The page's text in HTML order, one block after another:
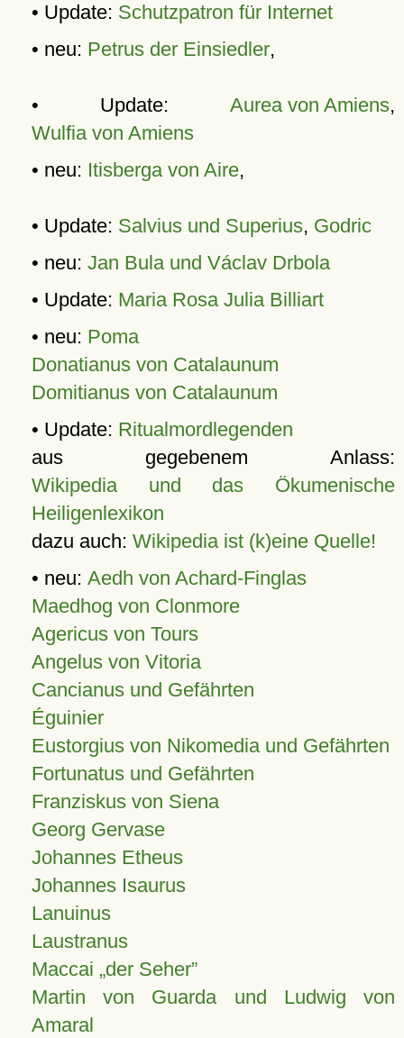
• Update: Schutzpatron für Internet
• neu: Petrus der Einsiedler,
• Update: Aurea von Amiens,
Wulfia von Amiens
• neu: Itisberga von Aire,
• Update: Salvius und Superius, Godric
• neu: Jan Bula und Václav Drbola
• Update: Maria Rosa Julia Billiart
• neu: Poma
Donatianus von Catalaunum
Domitianus von Catalaunum
• Update: Ritualmordlegenden
aus gegebenem Anlass:
Wikipedia und das Ökumenische
Heiligenlexikon
dazu auch: Wikipedia ist (k)eine Quelle!
• neu: Aedh von Achard-Finglas
Maedhog von Clonmore
Agericus von Tours
Angelus von Vitoria
Cancianus und Gefährten
Éguinier
Eustorgius von Nikomedia und Gefährten
Fortunatus und Gefährten
Franziskus von Siena
Georg Gervase
Johannes Etheus
Johannes Isaurus
Lanuinus
Laustranus
Maccai „der Seher”
Martin von Guarda und Ludwig von
Amaral